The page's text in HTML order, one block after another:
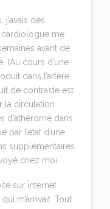
j’avais des
cardiologue me
avant de
(Au cours d’une
dans l’artère
de contraste est
la circulation
d’athérome dans
par l’état d’une
supplémentaires
chez moi.
sur internet
m’arrivait. Tout